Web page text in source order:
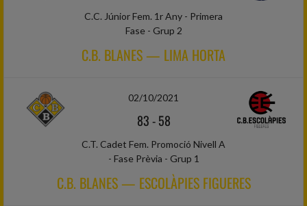
C.C. Júnior Fem. 1r Any - Primera
Fase - Grup 2
C.B. BLANES — LIMA HORTA
02/10/2021
83-58
C.T. Cadet Fem. Promoció Nivell A
- Fase Prèvia - Grup 1
C.B. BLANES — ESCOLÀPIES FIGUERES